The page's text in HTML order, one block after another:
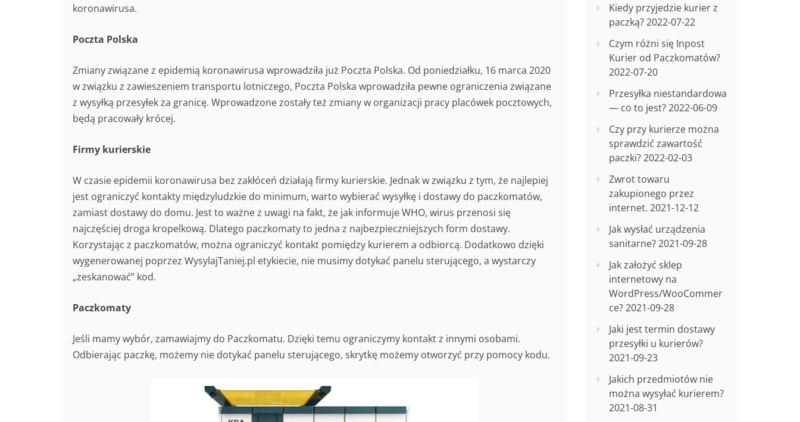
koronawirusa.
Poczta Polska
Zmiany związane z epidemią koronawirusa wprowadziła już Poczta Polska. Od poniedziałku, 16 marca 2020
w związku z zawieszeniem transportu lotniczego, Poczta Polska wprowadziła pewne ograniczenia związane
z wysyłką przesyłek za granicę. Wprowadzone zostały też zmiany w organizacji pracy placówek pocztowych,
będą pracowały krócej.
Firmy kurierskie
W czasie epidemii koronawirusa bez zakłóceń działają firmy kurierskie. Jednak w związku z tym, że najlepiej
jest ograniczyć kontakty międzyludzkie do minimum, warto wybierać wysyłkę i dostawy do paczkomatów,
zamiast dostawy do domu. Jest to ważne z uwagi na fakt, że jak informuje WHO, wirus przenosi się
najczęściej droga kropelkową. Dlatego paczkomaty to jedna z najbezpieczniejszych form dostawy.
Korzystając z paczkomatów, można ograniczyć kontakt pomiędzy kurierem a odbiorcą. Dodatkowo dzięki
wygenerowanej poprzez WysylajTaniej.pl etykiecie, nie musimy dotykać panelu sterującego, a wystarczy
„zeskanować” kod.
Paczkomaty
Jeśli mamy wybór, zamawiajmy do Paczkomatu. Dzięki temu ograniczymy kontakt z innymi osobami.
Odbierając paczkę, możemy nie dotykać panelu sterującego, skrytkę możemy otworzyć przy pomocy kodu.
Kiedy przyjedzie kurier z
paczką? 2022-07-22
Czym różni się Inpost
Kurier od Paczkomatów?
2022-07-20
Przesyłka niestandardowa
— co to jest? 2022-06-09
Czy przy kurierze można
sprawdzić zawartość
paczki? 2022-02-03
Zwrot towaru
zakupionego przez
internet. 2021-12-12
Jak wysłać urządzenia
sanitarne? 2021-09-28
Jak założyć sklep
internetowy na
WordPress/WooCommer
ce? 2021-09-28
Jaki jest termin dostawy
przesyłki u kurierów?
2021-09-23
Jakich przedmiotów nie
można wysyłać kurierem?
2021-08-31